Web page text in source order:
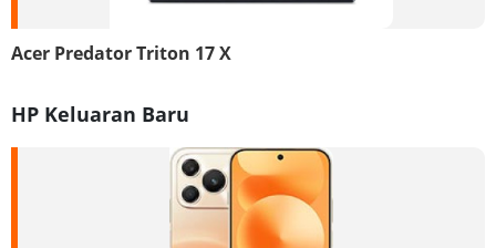
Acer Predator Triton 17 X
HP Keluaran Baru